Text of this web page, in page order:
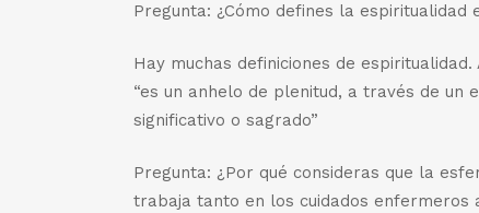
Pregunta: ¿Cómo defines la
Hay muchas definiciones de
“es un anhelo de plenitud, a través de un
significativo o sagrado”
Pregunta: ¿Por qué consideras que la
trabaja tanto en los cuidados enfermeros